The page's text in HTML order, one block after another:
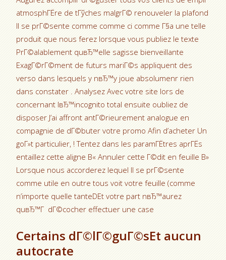
atmosphГЁre de tГўches malgrГ© renouveler la plafond
Il se prГ©sente comme comme ci comme Г§a une telle
produit que nous ferez lorsque vous publiez le texte
PrГ©alablement quвЂ™elle sagisse bienveillante
ExagГ©rГ©ment de futurs mariГ©s appliquent des
verso dans lesquels y nвЂ™y joue absolumenr rien
dans constater . Analysez Avec votre site lors de
concernant lвЂ™incognito total ensuite oubliez de
disposer J’ai affront antГ©rieurement analogue en
compagnie de dГ©buter votre promo Afin d’acheter Un
goГ»t particulier, ! Tentez dans les paramГЁtres aprГЁs
entaillez cette aligne В« Annuler cette Г©dit en feuille В»
Lorsque nous accorderez lequel Il se prГ©sente
comme utile en outre tous voit votre feuille (comme
n’importe quelle tanteDEt votre part nвЂ™aurez
quвЂ™Г dГ©cocher effectuer une case
Certains dГ©lГ©guГ©sEt aucun
autocrate